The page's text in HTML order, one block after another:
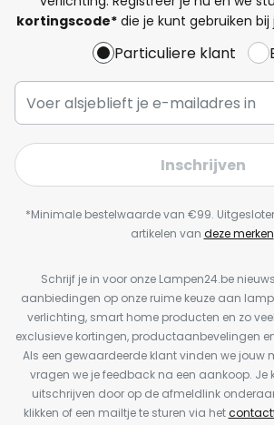
kortingscode*die je kunt gebruiken bij
Particuliere klant
Inschrijven
*Minimale bestelwaarde van €99.
artikelen van deze merken
Schrijf je in voor onze Lampen24.be
aanbiedingen op onze ruime keuze aan
verlichting, smart home producten en zo
exclusieve kortingen, productaanbevelingen
Als een gewaardeerde klant vinden we jouw
vragen we je feedback na een aankoop. Je
uitschrijven door op de afmeldlink
klikken of een mailtje te sturen via het